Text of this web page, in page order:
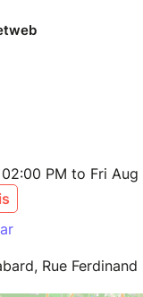
sport, art et plaisir
ICI
PM to Fri
Rue